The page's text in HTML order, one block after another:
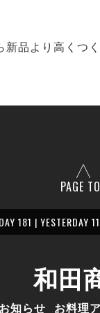
品より高くつく
PAGE
181 | YESTERDAY
和田
お知らせ お料理